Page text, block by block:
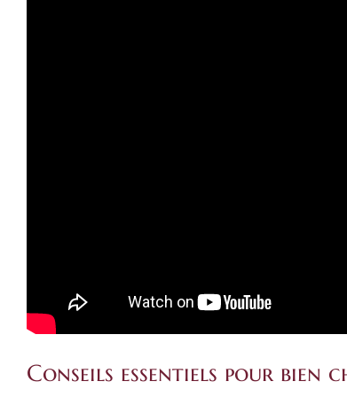
Conseils essentiels pour bien